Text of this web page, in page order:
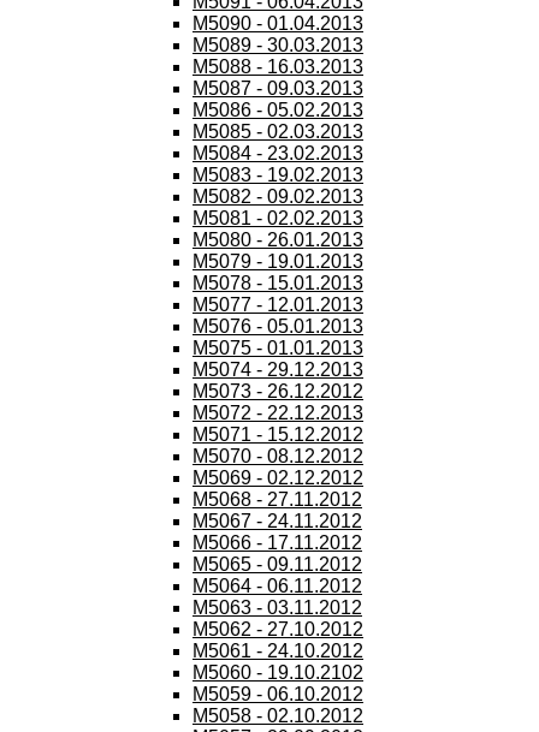
M5090 - 01.04.2013
M5089 - 30.03.2013
M5088 - 16.03.2013
M5087 - 09.03.2013
M5086 - 05.02.2013
M5085 - 02.03.2013
M5084 - 23.02.2013
M5083 - 19.02.2013
M5082 - 09.02.2013
M5081 - 02.02.2013
M5080 - 26.01.2013
M5079 - 19.01.2013
M5078 - 15.01.2013
M5077 - 12.01.2013
M5076 - 05.01.2013
M5075 - 01.01.2013
M5074 - 29.12.2013
M5073 - 26.12.2012
M5072 - 22.12.2013
M5071 - 15.12.2012
M5070 - 08.12.2012
M5069 - 02.12.2012
M5068 - 27.11.2012
M5067 - 24.11.2012
M5066 - 17.11.2012
M5065 - 09.11.2012
M5064 - 06.11.2012
M5063 - 03.11.2012
M5062 - 27.10.2012
M5061 - 24.10.2012
M5060 - 19.10.2102
M5059 - 06.10.2012
M5058 - 02.10.2012